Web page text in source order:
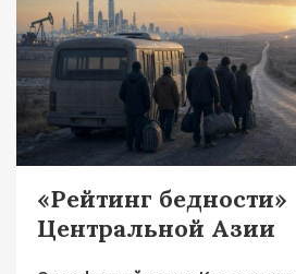
«Рейтинг бедности»
Центральной Азии